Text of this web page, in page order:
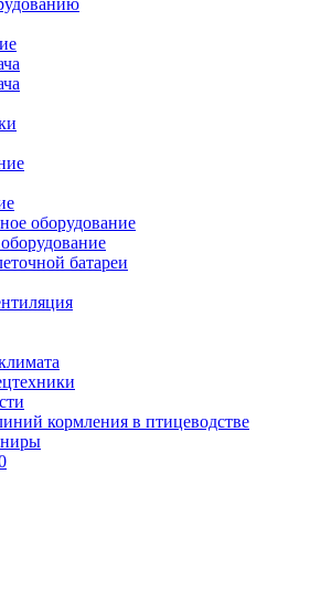
оборудование
батареи
кормления в птицеводстве